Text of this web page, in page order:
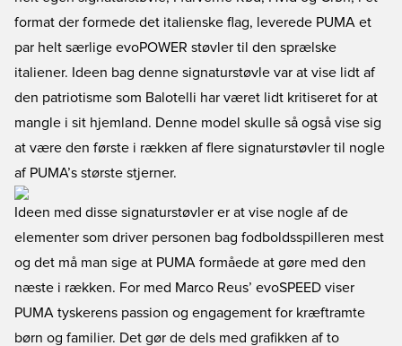
format der formede det italienske flag, leverede PUMA et
par helt særlige evoPOWER støvler til den sprælske
italiener. Ideen bag denne signaturstøvle var at vise lidt af
den patriotisme som Balotelli har været lidt kritiseret for at
mangle i sit hjemland. Denne model skulle så også vise sig
at være den første i rækken af flere signaturstøvler til nogle
af PUMA’s største stjerner.
Ideen med disse signaturstøvler er at vise nogle af de
elementer som driver personen bag fodboldsspilleren mest
og det må man sige at PUMA formåede at gøre med den
næste i rækken. For med Marco Reus’ evoSPEED viser
PUMA tyskerens passion og engagement for kræftramte
børn og familier. Det gør de dels med grafikken af to